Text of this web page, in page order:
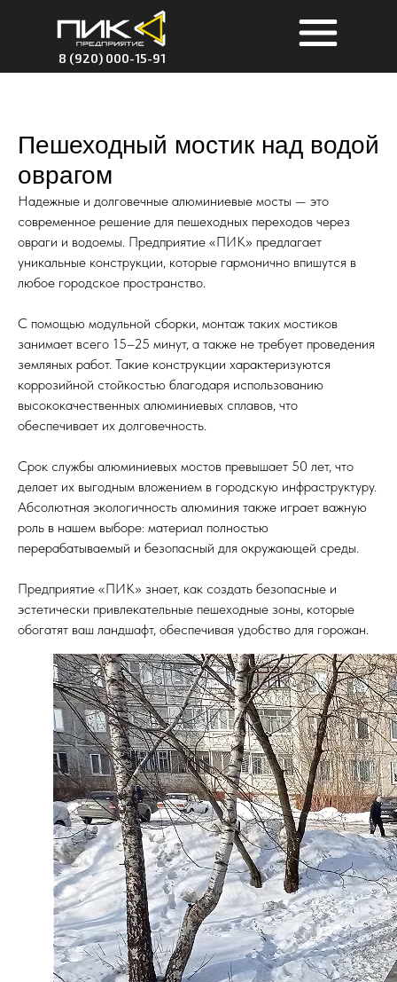
8 (920) 000-15-91
Пешеходный мостик над водой
оврагом
Надежные и долговечные алюминиевые мосты — это
современное решение для пешеходных переходов через
овраги и водоемы. Предприятие «ПИК» предлагает
уникальные конструкции, которые гармонично впишутся в
любое городское пространство.
С помощью модульной сборки, монтаж таких мостиков
занимает всего 15–25 минут, а также не требует проведения
земляных работ. Такие конструкции характеризуются
коррозийной стойкостью благодаря использованию
высококачественных алюминиевых сплавов, что
обеспечивает их долговечность.
Срок службы алюминиевых мостов превышает 50 лет, что
делает их выгодным вложением в городскую инфраструктуру.
Абсолютная экологичность алюминия также играет важную
роль в нашем выборе: материал полностью
перерабатываемый и безопасный для окружающей среды.
Предприятие «ПИК» знает, как создать безопасные и
эстетически привлекательные пешеходные зоны, которые
обогатят ваш ландшафт, обеспечивая удобство для горожан.